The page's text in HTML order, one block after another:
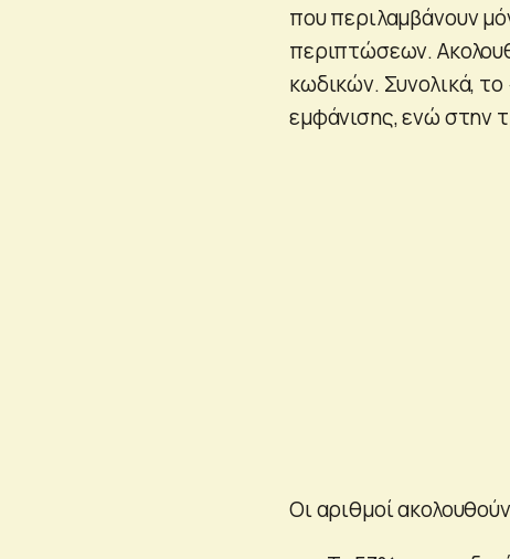
που περιλαμβάνουν
περιπτώσεων.
κωδικών. Συνολικά,
εμφάνισης, ενώ στην
Οι αριθμοί